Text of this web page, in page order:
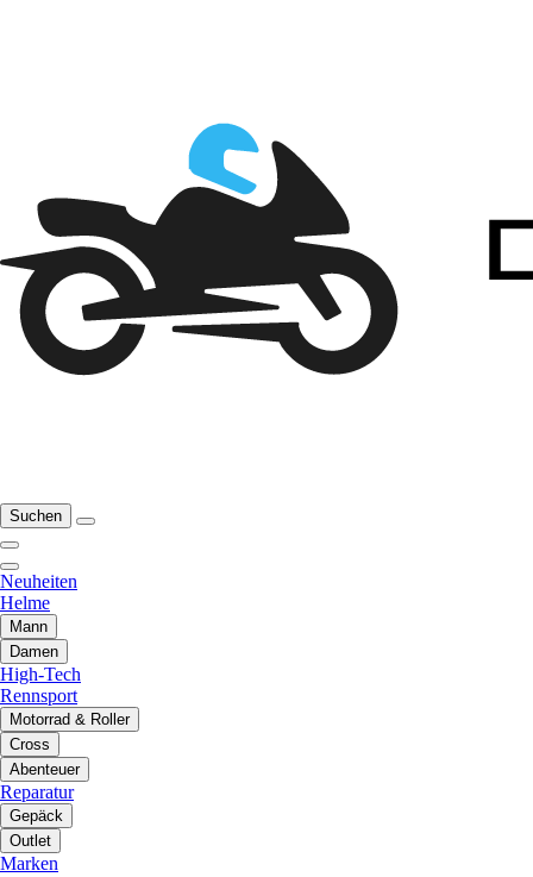
Suchen
Neuheiten
Helme
Mann
Damen
High-Tech
Rennsport
Motorrad & Roller
Cross
Abenteuer
Reparatur
Gepäck
Outlet
Marken